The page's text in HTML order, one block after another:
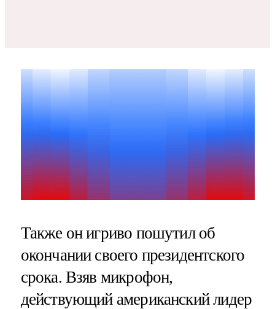
Также он игриво пошутил об
окончании своего президентского
срока. Взяв микрофон,
действующий американский лидер